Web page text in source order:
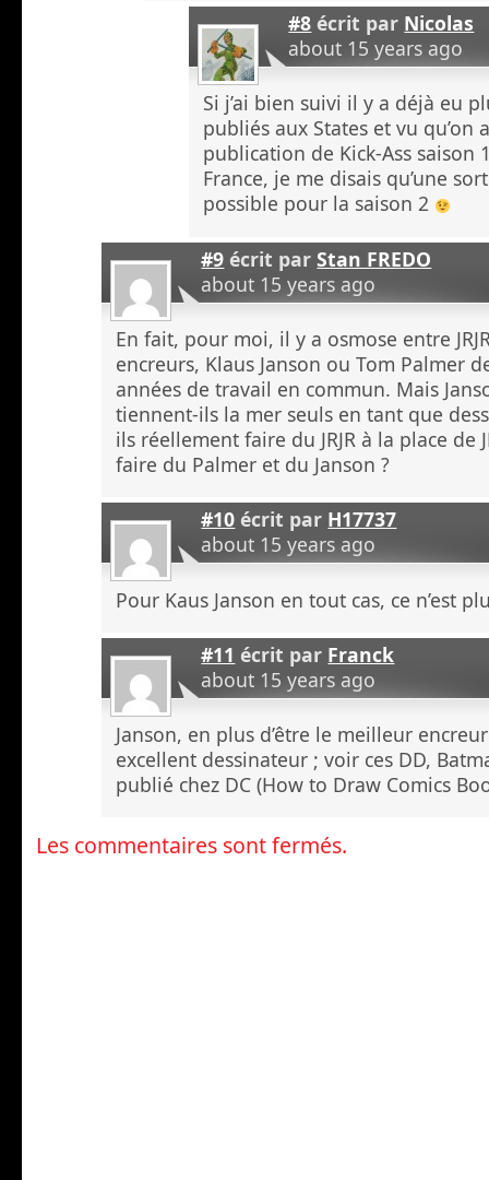
#8 écrit par Nicolas
about 15 years ago
Si j’ai bien suivi il y a déjà eu
publiés aux States et vu qu’on
publication de Kick-Ass saison
France, je me disais qu’une
possible pour la saison 2
#9 écrit parStan FREDO
about 15 years ago
En fait, pour moi, il y a osmose entre
encreurs, Klaus Janson ou Tom Palmer
années de travail en commun. Mais
tiennent-ils la mer seuls en tant que
ils réellement faire du JRJR à la place de
faire du Palmer et du Janson ?
#10 écrit par H17737
about 15 years ago
Pour Kaus Janson en tout cas, ce n’est
#11 écrit par Franck
about 15 years ago
Janson, en plus d’être le meilleur
excellent dessinateur ; voir ces DD,
publié chez DC (How to Draw Comics
Les commentaires sont fermés.